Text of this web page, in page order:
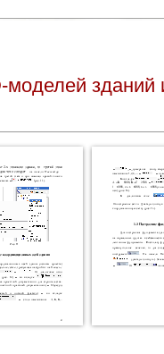
зданий